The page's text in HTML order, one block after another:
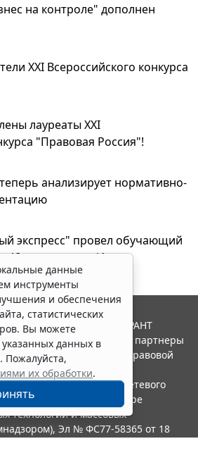
на контроле" дополнен
XXI Всероссийского конкурса
лауреаты XXI
"Правовая Россия"!
анализирует нормативно-
экспресс" провел обучающий
AI-ассистентом Искра
данные
инструменты
и обеспечения
статистических
Вы можете
указанных данных в
Пожалуйста,
их обработки.
2026. Система ГАРАНТ
Компания "Гарант" и ее партнеры
Российской ассоциации правовой
в качестве сетевого
службой по надзору в сфере
технологий и массовых
Эл № ФС77-58365 от 18